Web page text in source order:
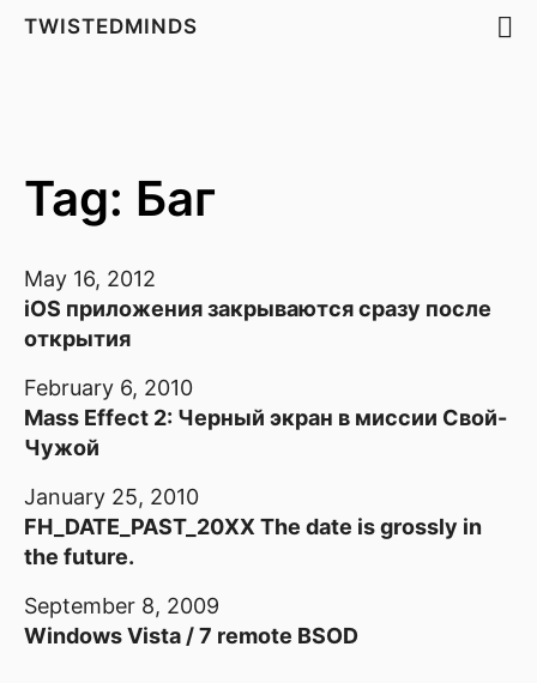
TWISTEDMINDS
Tag: Баг
May 16, 2012
iOS приложения закрываются сразу после
открытия
February 6, 2010
Mass Effect 2: Черный экран в миссии Свой-
Чужой
January 25, 2010
FH_DATE_PAST_20XX The date is grossly in
the future.
September 8, 2009
Windows Vista / 7 remote BSOD